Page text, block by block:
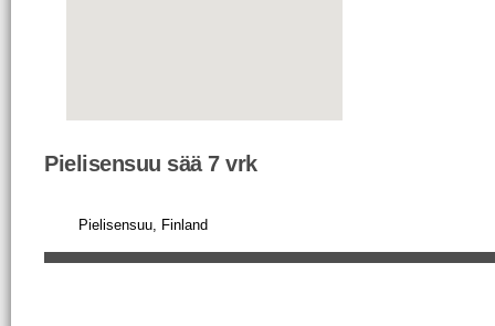
Pielisensuu sää 7 vrk